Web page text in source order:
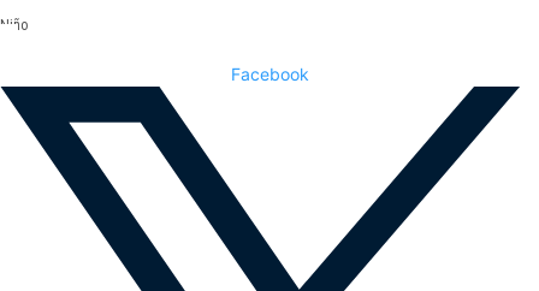
Niño
Facebook